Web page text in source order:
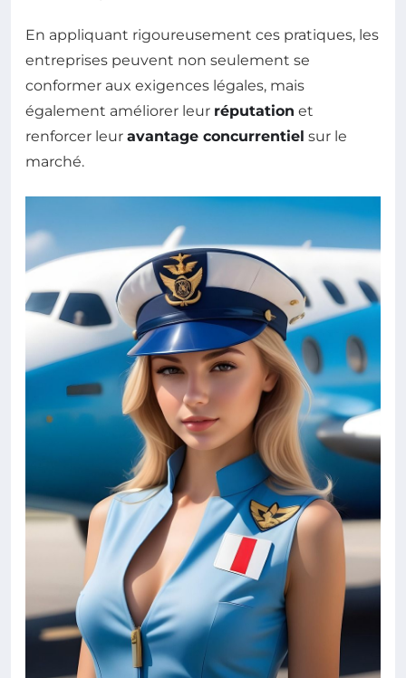
En appliquant rigoureusement ces pratiques, les
entreprises peuvent non seulement se
conformer aux exigences légales, mais
également améliorer leur réputation et
renforcer leur avantage concurrentiel sur le
marché.